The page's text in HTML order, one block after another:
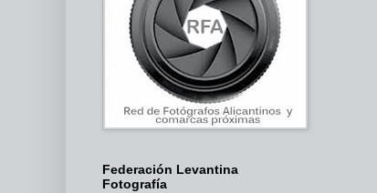
Federación Levantina
Fotografía